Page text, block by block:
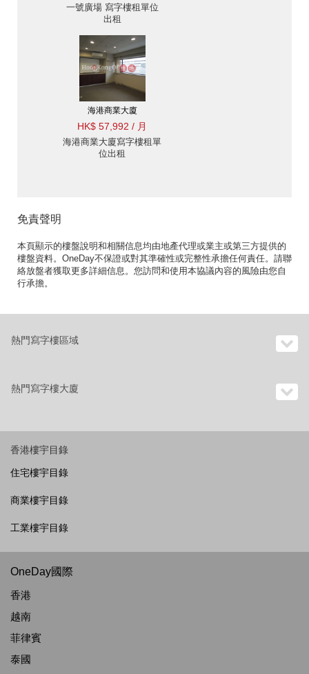
一號廣場 寫字樓租單位
出租
海港商業大廈
HK$ 57,992 / 月
海港商業大廈寫字樓租單
位出租
免責聲明
本頁顯示的樓盤說明和相關信息均由地產代理或業主或第三方提供的
樓盤資料。OneDay不保證或對其準確性或完整性承擔任何責任。請聯
絡放盤者獲取更多詳細信息。您訪問和使用本協議內容的風險由您自
行承擔。
熱門寫字樓區域
熱門寫字樓大廈
香港樓宇目錄
住宅樓宇目錄
商業樓宇目錄
工業樓宇目錄
OneDay國際
香港
越南
菲律賓
泰國